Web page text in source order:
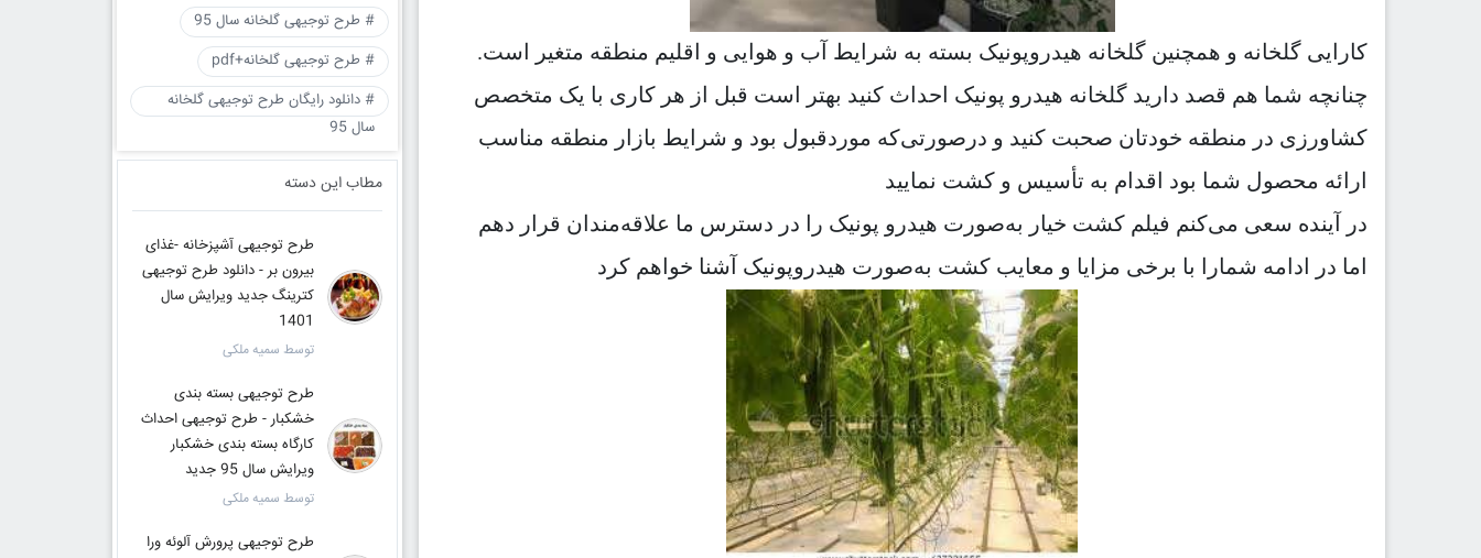
کارایی گلخانه و همچنین گلخانه هیدروپونیک بسته به شرایط آب و هوایی و اقلیم منطقه متغیر است.
چنانچه شما هم قصد دارید گلخانه هیدرو پونیک احداث کنید بهتر است قبل از هر کاری با یک متخصص
کشاورزی در منطقه خودتان صحبت کنید و درصورتی‌که موردقبول بود و شرایط بازار منطقه مناسب
ارائه محصول شما بود اقدام به تأسیس و کشت نمایید
در آینده سعی می‌کنم فیلم کشت خیار به‌صورت هیدرو پونیک را در دسترس ما علاقه‌مندان قرار دهم
اما در ادامه شمارا با برخی مزایا و معایب کشت به‌صورت هیدروپونیک آشنا خواهم کرد
# طرح توجیهی گلخانه سال 95
# طرح توجیهی گلخانه+pdf
# دانلود رایگان طرح توجیهی گلخانه
سال 95
مطاب این دسته
طرح توجیهی آشپزخانه -غذای
بیرون بر - دانلود طرح توجیهی
کترینگ جدید ویرایش سال
1401
توسط سمیه ملکی
طرح توجیهی بسته بندی
خشکبار - طرح توجیهی احداث
کارگاه بسته بندی خشکبار
ویرایش سال 95 جدید
توسط سمیه ملکی
طرح توجیهی پرورش آلوئه ورا